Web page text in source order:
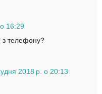
16:29
з телефону?
2018 р. о 20:13